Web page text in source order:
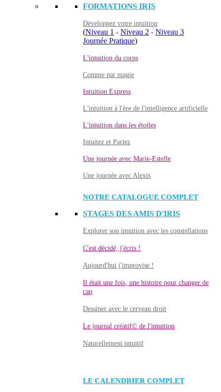
FORMATIONS IRIS
Développez votre intuition
(Niveau 1 - Niveau 2 - Niveau 3
Journée Pratique)
L'intuition du corps
Comme par magie
Intuition Express
L'intuition à l'ère de l'intelligence artificielle
L'intuition dans les étoiles
Intuitez et Pariez
Une journée avec Marie-Estelle
Une journée avec Alexis
NOTRE CATALOGUE COMPLET
STAGES DES AMIS D'IRIS
Explorer son intuition avec les constellations
C'est décidé, j'écris !
Aujourd'hui j'improvise !
Il était une fois, une histoire pour changer de
cap
Dessiner avec le cerveau droit
Le journal créatif© de l'intuition
Naturellement intuitif
LE CALENDRIER COMPLET